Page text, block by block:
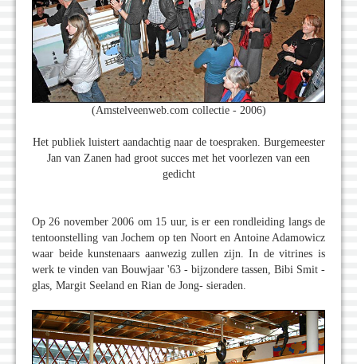
(Amstelveenweb.com collectie - 2006)
Het publiek luistert aandachtig naar de toespraken. Burgemeester
Jan van Zanen had groot succes met het voorlezen van een
gedicht
Op 26 november 2006 om 15 uur, is er een rondleiding langs de
tentoonstelling van Jochem op ten Noort en Antoine Adamowicz
waar beide kunstenaars aanwezig zullen zijn. In de vitrines is
werk te vinden van Bouwjaar '63 - bijzondere tassen, Bibi Smit -
glas, Margit Seeland en Rian de Jong- sieraden.